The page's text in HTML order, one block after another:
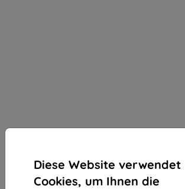
Diese Website verwendet
Cookies, um Ihnen die